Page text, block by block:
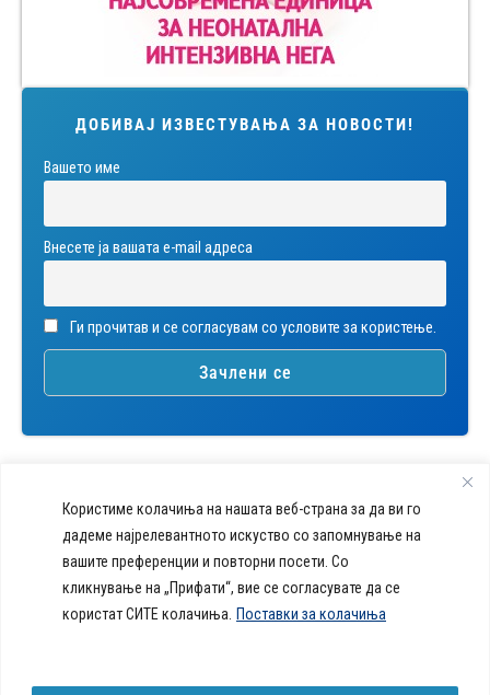
Користиме колачиња на нашата веб-страна за да ви го
дадеме најрелевантното искуство со запомнување на
вашите преференции и повторни посети. Со
кликнување на „Прифати“, вие се согласувате да се
користат СИТЕ колачиња. Поставки за колачиња
ДОБИВАЈ ИЗВЕСТУВАЊА ЗА НОВОСТИ!
Вашето име
Внесете ја вашата е-mail адреса
Ги прочитав и се согласувам со условите за користење.
Daily Dose Of Health -
портал кој ќе ви ги одговори
callcenter@acibademsistina.mk
+ 389 2 30 99 500